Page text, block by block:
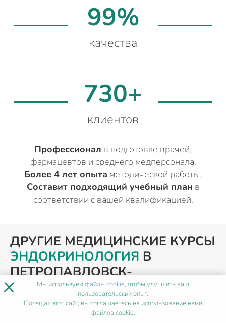
99%
качества
730+
клиентов
Профессионал в подготовке врачей,
фармацевтов и среднего медперсонала.
Более 4 лет опыта методической работы.
Составит подходящий учебный план в
соответствии с вашей квалификацией.
ДРУГИЕ МЕДИЦИНСКИЕ КУРСЫ
ЭНДОКРИНОЛОГИЯ В
ПЕТРОПАВЛОВСК-
КАМЧАТСКОМ
× Мы используемфайлы cookie, чтобы улучшить ваш
пользовательский опыт.
Посещая этот сайт, вы соглашаетесь на использование нами
файлов cookie.